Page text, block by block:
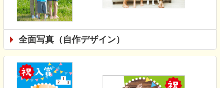
全面写真（自作デザイン）